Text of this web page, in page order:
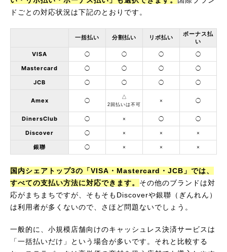
ドごとの対応状況は下記のとおりです。
一括払い 分割払い リボ払い
ボーナス払
い
VISA
◯ ◯ ◯ ◯
Mastercard ◯ ◯ ◯ ◯
JCB ◯ ◯ ◯ ◯
Amex ◯
△
2回払いは不可
× ◯
DinersClub ◯ × ◯ ◯
Discover ◯ × × ×
銀聯 ◯ × × ×
国内シェアトップ3の「VISA・Mastercard・JCB」では、
すべての支払い方法に対応できます。 その他のブランドは対
応がまちまちですが、そもそもDiscoverや銀聯（ぎんれん）
は利用者が多くないので、さほど問題ないでしょう。
一般的に、小規模店舗向けのキャッシュレス決済サービスは
「一括払いだけ」という場合が多いです。それと比較する